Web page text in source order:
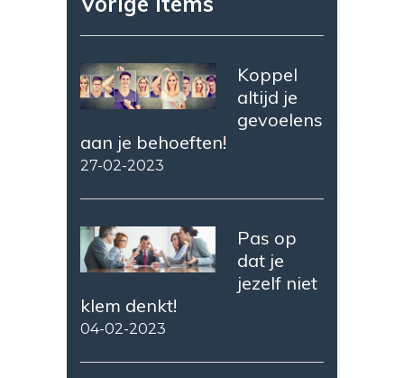
Koppel
altijd je
gevoelens
aan je behoeften!
27-02-2023
Pas op
dat je
jezelf niet
klem denkt!
04-02-2023